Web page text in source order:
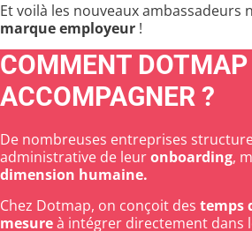
Et voilà les nouveaux ambassadeurs
marque employeur !
COMMENT
ACCOMPAGNER ?
De nombreuses entreprises
administrative de leuronboarding,
dimension humaine.
Chez Dotmap, on conçoit des temps
mesureà intégrer directement dans